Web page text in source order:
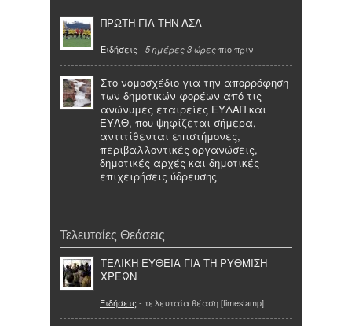
ΠΡΩΤΗ ΓΙΑ ΤΗΝ ΑΣΑ
Ειδήσεις - 5 ημέρες 3 ώρες πιο πριν
Στο νομοσχέδιο για την απορρόφηση
των δημοτικών φορέων από τις
ανώνυμες εταιρείες ΕΥΔΑΠ και
ΕΥΑΘ, που ψηφίζεται σήμερα,
αντιτίθενται επιστήμονες,
περιβαλλοντικές οργανώσεις,
δημοτικές αρχές και δημοτικές
επιχειρήσεις ύδρευσης
Τελευταίες Θεάσεις
ΤΕΛΙΚΗ ΕΥΘΕΙΑ ΓΙΑ ΤΗ ΡΥΘΜΙΣΗ
ΧΡΕΩΝ
Ειδήσεις - τελευταία θέαση [timestamp]